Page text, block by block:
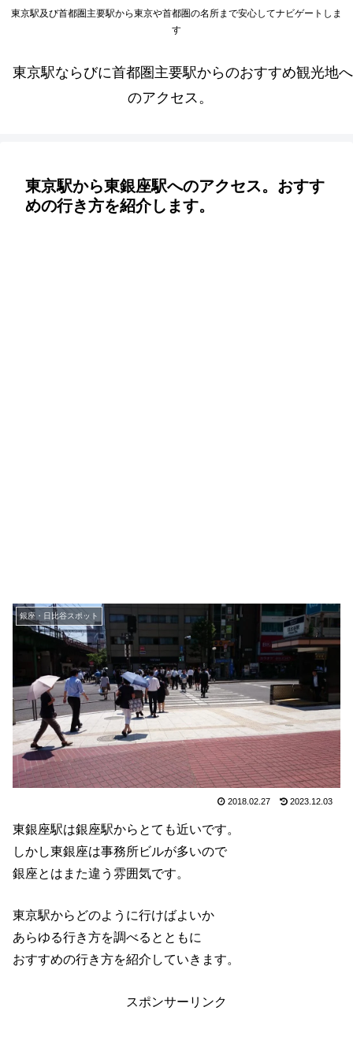
東京駅及び首都圏主要駅から東京や首都圏の名所まで安心してナビゲートしま
す
東京駅ならびに首都圏主要駅からのおすすめ観光地へ
のアクセス。
東京駅から東銀座駅へのアクセス。おすす
めの行き方を紹介します。
銀座・日比谷スポット
2018.02.27 2023.12.03
東銀座駅は銀座駅からとても近いです。
しかし東銀座は事務所ビルが多いので
銀座とはまた違う雰囲気です。
東京駅からどのように行けばよいか
あらゆる行き方を調べるとともに
おすすめの行き方を紹介していきます。
スポンサーリンク